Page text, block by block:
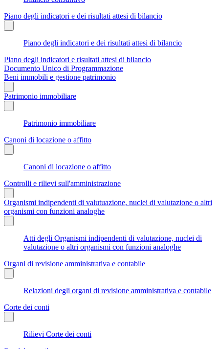
Piano degli indicatori e dei risultati attesi di bilancio
Piano degli indicatori e dei risultati attesi di bilancio
Piano degli indicatori e risultati attesi di bilancio
Documento Unico di Programmazione
Beni immobili e gestione patrimonio
Patrimonio immobiliare
Patrimonio immobiliare
Canoni di locazione o affitto
Canoni di locazione o affitto
Controlli e rilievi sull'amministrazione
Organismi indipendenti di valutuazione, nuclei di valutazione o altri
organismi con funzioni analoghe
Atti degli Organismi indipendenti di valutazione, nuclei di
valutazione o altri organismi con funzioni analoghe
Organi di revisione amministrativa e contabile
Relazioni degli organi di revisione amministrativa e contabile
Corte dei conti
Rilievi Corte dei conti